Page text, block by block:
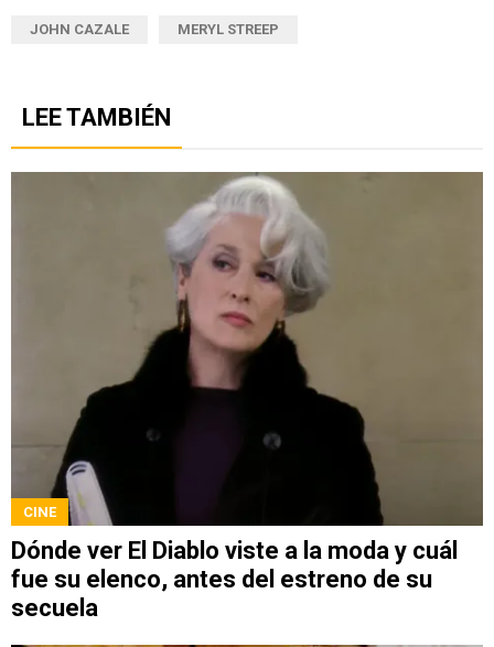
JOHN CAZALE MERYL STREEP
LEE TAMBIÉN
CINE
Dónde ver El Diablo viste a la moda y cuál
fue su elenco, antes del estreno de su
secuela